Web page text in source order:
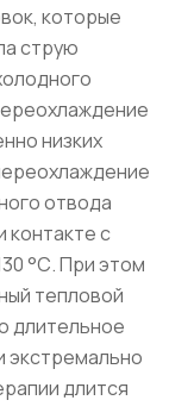
которые
струю
низких
отвода
контакте с
°С. При этом
тепловой
длительное
экстремально
длится